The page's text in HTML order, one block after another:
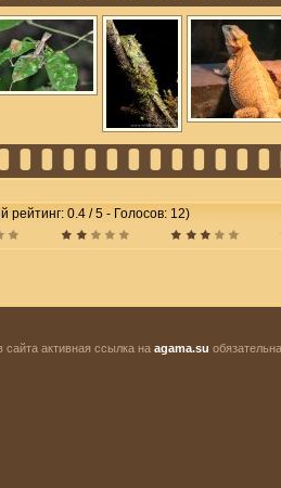
рейтинг: 0.4 / 5 - Голосов: 12)
активная ссылка на agama.su